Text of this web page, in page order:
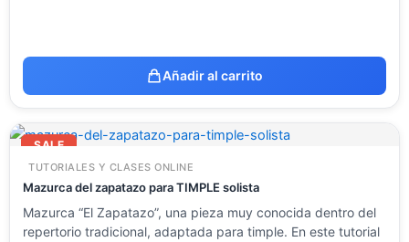
Añadir al carrito
SALE
TUTORIALES Y CLASES ONLINE
Mazurca del zapatazo para TIMPLE solista
Mazurca “El Zapatazo”, una pieza muy conocida dentro del
repertorio tradicional, adaptada para timple. En este tutorial
El
precio
era:
23.54 €.
El
precio
es:
11.77 €.